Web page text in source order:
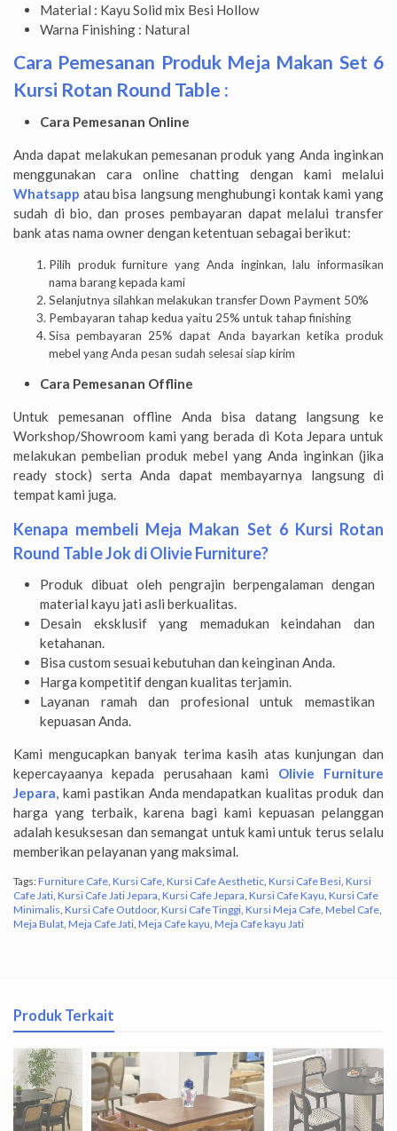
Material : Kayu Solid mix Besi Hollow
Warna Finishing : Natural
Cara Pemesanan Produk Meja Makan Set 6
Kursi Rotan Round Table :
Cara Pemesanan Online
Anda dapat melakukan pemesanan produk yang Anda inginkan
menggunakan cara online chatting dengan kami melalui
Whatsapp atau bisa langsung menghubungi kontak kami yang
sudah di bio, dan proses pembayaran dapat melalui transfer
bank atas nama owner dengan ketentuan sebagai berikut:
Pilih produk furniture yang Anda inginkan, lalu informasikan
nama barang kepada kami
Selanjutnya silahkan melakukan transfer Down Payment 50%
Pembayaran tahap kedua yaitu 25% untuk tahap finishing
Sisa pembayaran 25% dapat Anda bayarkan ketika produk
mebel yang Anda pesan sudah selesai siap kirim
Cara Pemesanan Offline
Untuk pemesanan offline Anda bisa datang langsung ke
Workshop/Showroom kami yang berada di Kota Jepara untuk
melakukan pembelian produk mebel yang Anda inginkan (jika
ready stock) serta Anda dapat membayarnya langsung di
tempat kami juga.
Kenapa membeli Meja Makan Set 6 Kursi Rotan
Round Table Jok di Olivie Furniture?
Produk dibuat oleh pengrajin berpengalaman dengan
material kayu jati asli berkualitas.
Desain eksklusif yang memadukan keindahan dan
ketahanan.
Bisa custom sesuai kebutuhan dan keinginan Anda.
Harga kompetitif dengan kualitas terjamin.
Layanan ramah dan profesional untuk memastikan
kepuasan Anda.
Kami mengucapkan banyak terima kasih atas kunjungan dan
kepercayaanya kepada perusahaan kami Olivie Furniture
Jepara, kami pastikan Anda mendapatkan kualitas produk dan
harga yang terbaik, karena bagi kami kepuasan pelanggan
adalah kesuksesan dan semangat untuk kami untuk terus selalu
memberikan pelayanan yang maksimal.
Tags:Furniture Cafe, Kursi Cafe, Kursi Cafe Aesthetic, Kursi Cafe Besi, Kursi
Cafe Jati, Kursi Cafe Jati Jepara, Kursi Cafe Jepara, Kursi Cafe Kayu, Kursi Cafe
Minimalis, Kursi Cafe Outdoor, Kursi Cafe Tinggi, Kursi Meja Cafe, Mebel Cafe,
Meja Bulat, Meja Cafe Jati, Meja Cafe kayu, Meja Cafe kayu Jati
Produk Terkait